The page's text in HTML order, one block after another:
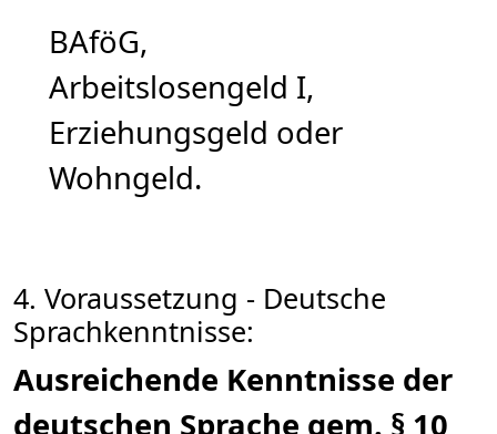
BAföG,
Arbeitslosengeld I,
Erziehungsgeld oder
Wohngeld.
4. Voraussetzung - Deutsche
Sprachkenntnisse:
Ausreichende Kenntnisse der
deutschen Sprache gem. § 10